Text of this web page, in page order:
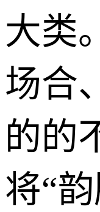
大类
场合
的的
将“